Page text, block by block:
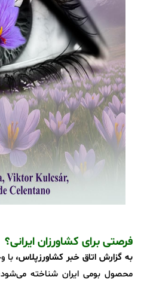
فرصتی برای کشاورزان ایرانی؟
به گزارش اتاق خبر کشاورزپلاس، با
محصول بومی ایران شناخته